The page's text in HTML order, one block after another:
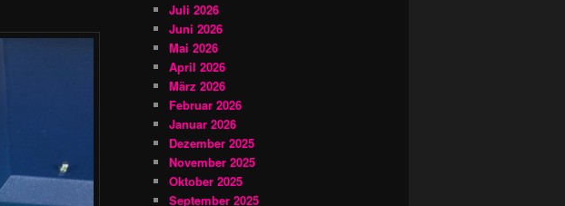
Juli 2026
Juni 2026
Mai 2026
April 2026
März 2026
Februar 2026
Januar 2026
Dezember 2025
November 2025
Oktober 2025
September 2025